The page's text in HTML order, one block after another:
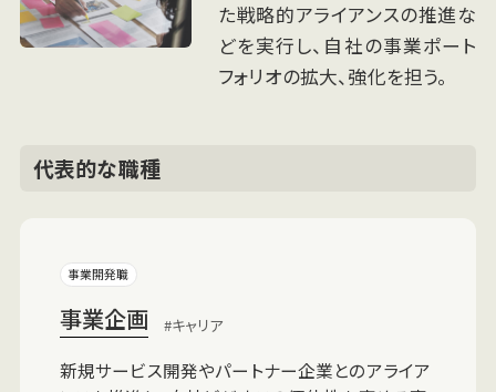
た戦略的アライアンスの推進な
どを実行し、自社の事業ポート
フォリオの拡大、強化を担う。
代表的な職種
事業開発職
事業企画 キャリア
新規サービス開発やパートナー企業とのアライア